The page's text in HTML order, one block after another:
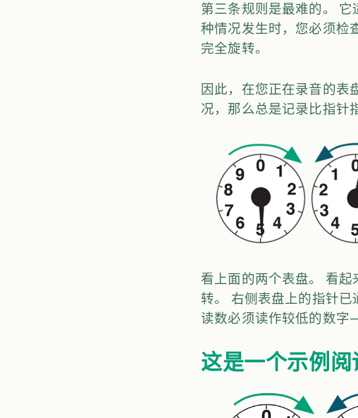
第三条规则是最难的。
种情况发生时，您必须检
完全旋转。
因此，在您正在录音的表
况，那么总是记录比指针
看上面的两个表盘。 看起
转。 右侧表盘上的指针已
读数必须读作较低的数字
这是一个示例阅